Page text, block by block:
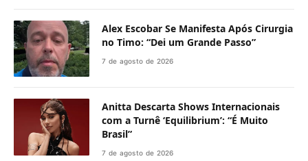
Alex Escobar Se Manifesta Após Cirurgia
no Timo: “Dei um Grande Passo”
7 de agosto de 2026
Anitta Descarta Shows Internacionais
com a Turnê ‘Equilibrium’: “É Muito
Brasil”
7 de agosto de 2026